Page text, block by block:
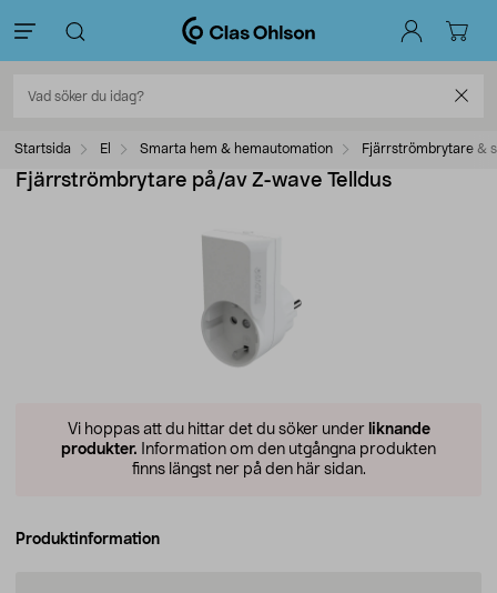
Startsida El Smarta hem & hemautomation Fjärrströmbrytare &
Fjärrströmbrytare på/av Z-wave Telldus
Vi hoppas att du hittar det du söker under liknande
produkter. Information om den utgångna produkten
finns längst ner på den här sidan.
Produktinformation